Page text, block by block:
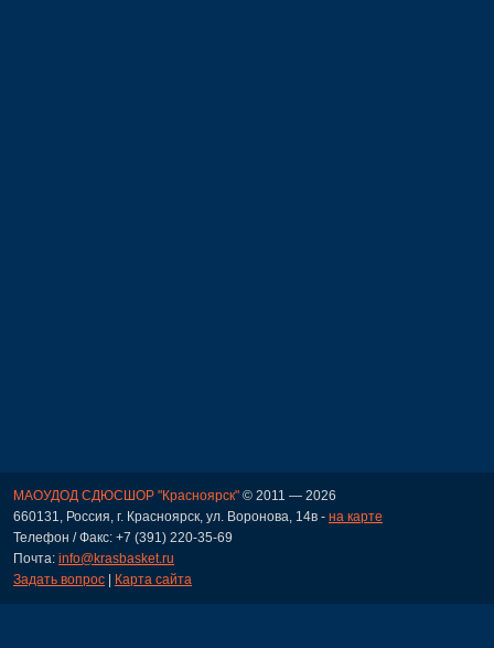
МАОУДОД СДЮСШОР "Красноярск" © 2011 — 2026
660131, Россия, г. Красноярск, ул. Воронова, 14в - на карте
Телефон / Факс: +7 (391) 220-35-69
Почта: info@krasbasket.ru
Задать вопрос | Карта сайта